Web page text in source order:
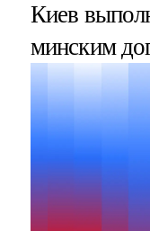
Киев
минским